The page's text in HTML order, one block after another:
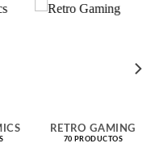
RETRO GAMING
70 PRODUCTOS